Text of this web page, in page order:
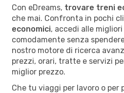
Con eDreams, trovare treni
che mai. Confronta in pochi
economici, accedi alle
comodamente senza
nostro motore di ricerca
prezzi, orari, tratte e servizi
miglior prezzo.
Che tu viaggi per lavoro o per